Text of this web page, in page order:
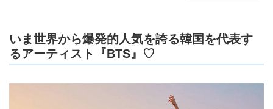
いま世界から爆発的人気を誇る韓国を代表す
るアーティスト『BTS』♡